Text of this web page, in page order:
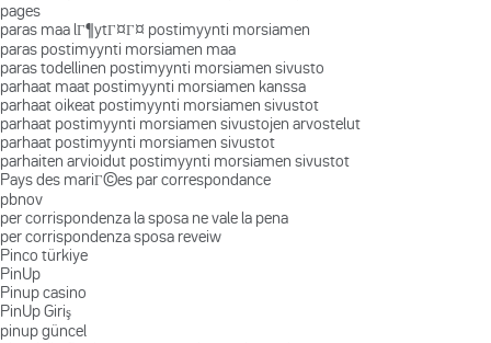
pages
paras maa lГ¶ytГ¤Г¤ postimyynti morsiamen
paras postimyynti morsiamen maa
paras todellinen postimyynti morsiamen sivusto
parhaat maat postimyynti morsiamen kanssa
parhaat oikeat postimyynti morsiamen sivustot
parhaat postimyynti morsiamen sivustojen arvostelut
parhaat postimyynti morsiamen sivustot
parhaiten arvioidut postimyynti morsiamen sivustot
Pays des mariГ©es par correspondance
pbnov
per corrispondenza la sposa ne vale la pena
per corrispondenza sposa reveiw
Pinco türkiye
PinUp
Pinup casino
PinUp Giriş
pinup güncel